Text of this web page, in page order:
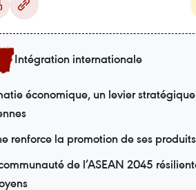
Intégration internationale
économique, un levier
renforce la promotion de ses
de l’ASEAN 2045